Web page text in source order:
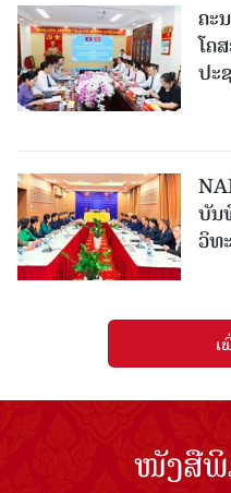
ຄະ
ໂຄ
ປະ
ບັນ
ວິທ
ເ
ໜັງສືພິ